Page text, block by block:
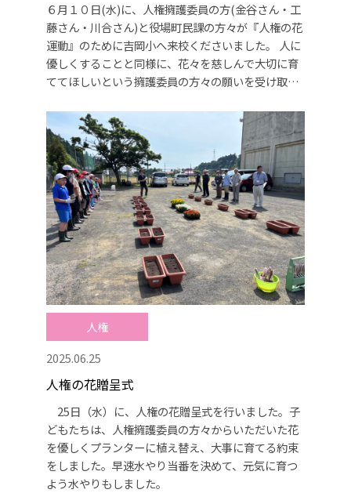
６月１０日(水)に、人権擁護委員の方(金谷さん・工
藤さん・川合さん)と役場町民課の方々が『人権の花
運動』のために吉岡小へ来校くださいました。 人に
優しくすることと同様に、花々を慈しんで大切に育
ててほしいという擁護委員の方々の願いを受け取り
た。今後のお世話も頑張ってくれることでしょう。
人権
2025.06.25
人権の花贈呈式
25日（水）に、人権の花贈呈式を行いました。子
どもたちは、人権擁護委員の方々からいただいた花
を優しくプランターに植え替え、大事に育てる約束
をしました。早速水やり当番を決めて、元気に育つ
よう水やりもしました。